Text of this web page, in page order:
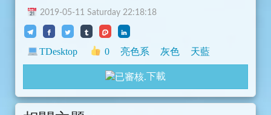
2019-05-11 Saturday 22:18:18
TDesktop 0 亮色系 灰色 天藍
下載